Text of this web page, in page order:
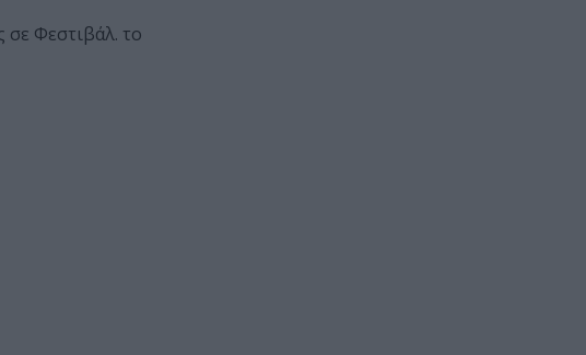
Φεστιβάλ. το